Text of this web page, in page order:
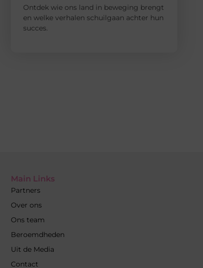
Ontdek wie ons land in beweging brengt
en welke verhalen schuilgaan achter hun
succes.
Main Links
Partners
Over ons
Ons team
Beroemdheden
Uit de Media
Contact